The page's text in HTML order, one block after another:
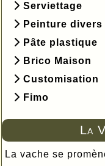
Serviettage
Peinture divers
Pâte plastique
Brico Maison
Customisation
Fimo
La
La vache se